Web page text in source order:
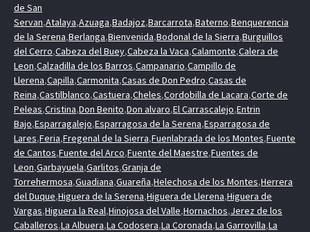
de San
Servan,Atalaya,Azuaga,Badajoz,Barcarrota,Baterno,Benquerencia
de la Serena,Berlanga,Bienvenida,Bodonal de la Sierra,Burguillos
del Cerro,Cabeza del Buey,Cabeza la Vaca,Calamonte,Calera de
Leon,Calzadilla de los Barros,Campanario,Campillo de
Llerena,Capilla,Carmonita,Casas de Don Pedro,Casas de
Reina,Castilblanco,Castuera,Cheles,Cordobilla de Lacara,Corte de
Peleas,Cristina,Don Benito,Don alvaro,El Carrascalejo,Entrin
Bajo,Esparragalejo,Esparragosa de la Serena,Esparragosa de
Lares,Feria,Fregenal de la Sierra,Fuenlabrada de los Montes,Fuente
de Cantos,Fuente del Arco,Fuente del Maestre,Fuentes de
Leon,Garbayuela,Garlitos,Granja de
Torrehermosa,Guadiana,Guareña,Helechosa de los Montes,Herrera
del Duque,Higuera de la Serena,Higuera de Llerena,Higuera de
Vargas,Higuera la Real,Hinojosa del Valle,Hornachos,Jerez de los
Caballeros,La Albuera,La Codosera,La Coronada,La Garrovilla,La